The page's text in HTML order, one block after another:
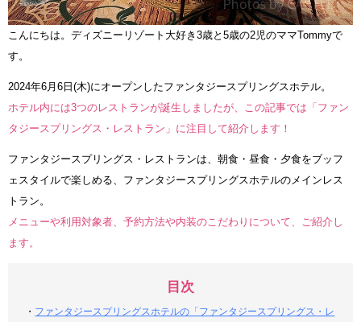
こんにちは。ディズニーリゾート大好き3歳と5歳の2児のママTommyで
す。
2024年6月6日(木)にオープンしたファンタジースプリングスホテル。
ホテル内には3つのレストランが誕生しましたが、この記事では「ファン
タジースプリングス・レストラン」に注目して紹介します！
ファンタジースプリングス・レストランは、朝食・昼食・夕食をブッフ
ェスタイルで楽しめる、ファンタジースプリングスホテルのメインレス
トラン。
メニューや利用対象者、予約方法や内装のこだわりについて、ご紹介し
ます。
目次
・ ファンタジースプリングスホテルの「ファンタジースプリングス・レ